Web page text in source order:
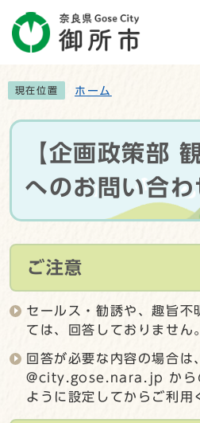
現在位置 ホーム
【企画政策部
へのお問い合わ
ご注意
セールス・勧誘や、趣旨不
ては、回答しておりません
回答が必要な内容の場合は
@city.gose.nara.jp から
ように設定してからご利用